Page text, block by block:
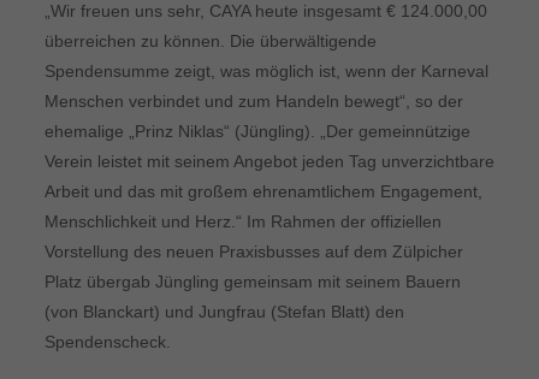
„Wir freuen uns sehr, CAYA heute insgesamt € 124.000,00
überreichen zu können. Die überwältigende
Spendensumme zeigt, was möglich ist, wenn der Karneval
Menschen verbindet und zum Handeln bewegt“, so der
ehemalige „Prinz Niklas“ (Jüngling). „Der gemeinnützige
Verein leistet mit seinem Angebot jeden Tag unverzichtbare
Arbeit und das mit großem ehrenamtlichem Engagement,
Menschlichkeit und Herz.“ Im Rahmen der offiziellen
Vorstellung des neuen Praxisbusses auf dem Zülpicher
Platz übergab Jüngling gemeinsam mit seinem Bauern
(von Blanckart) und Jungfrau (Stefan Blatt) den
Spendenscheck.